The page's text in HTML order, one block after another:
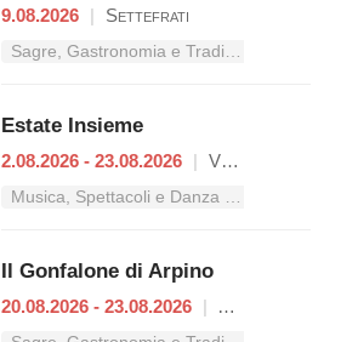
9.08.2026 | Settefrati
Estate Insieme
2.08.2026 - 23.08.2026 | Vallerotonda
Il Gonfalone di Arpino
20.08.2026 - 23.08.2026 |